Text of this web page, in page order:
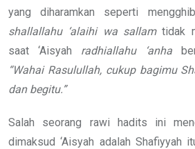
yang diharamkan seperti
shallallahu ‘alaihi wa sallamtidak
saat ‘Aisyah radhiallahu ‘anha
“Wahai Rasulullah, cukup bagimu
dan begitu.”
Salah seorang rawi hadits ini
dimaksud ‘Aisyah adalah Shafiyyah